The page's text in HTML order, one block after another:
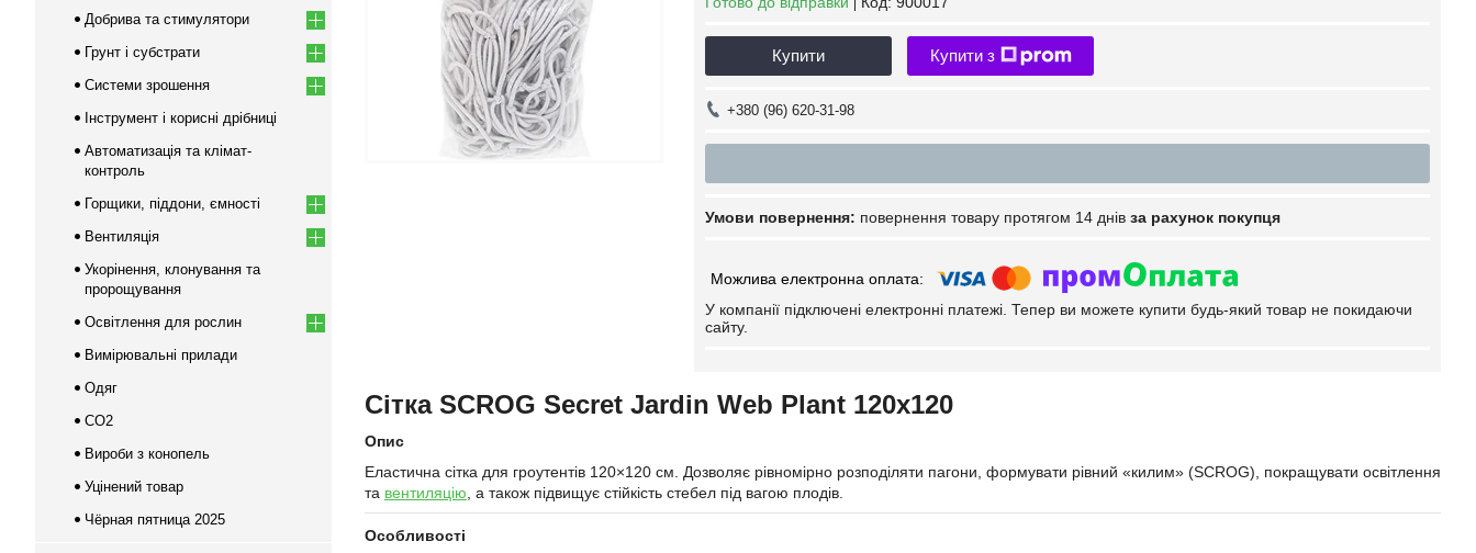
Купити Купити з
+380 (96) 620-31-98
повернення товару протягом 14 днів за рахунок покупця
У компанії підключені електронні платежі. Тепер ви можете купити будь-який товар не покидаючи
сайту.
Сітка SCROG Secret Jardin Web Plant 120х120
Опис
Еластична сітка для гроутентів 120×120 см. Дозволяє рівномірно розподіляти пагони, формувати рівний «килим» (SCROG), покращувати освітлення
та вентиляцію , а також підвищує стійкість стебел під вагою плодів.
Особливості
Добрива та стимулятори
Грунт і субстрати
Системи зрошення
Інструмент і корисні дрібниці
Автоматизація та клімат-
контроль
Горщики, піддони, ємності
Вентиляція
Укорінення, клонування та
пророщування
Освітлення для рослин
Вимірювальні прилади
Одяг
CO2
Вироби з конопель
Уцінений товар
Чёрная пятница 2025